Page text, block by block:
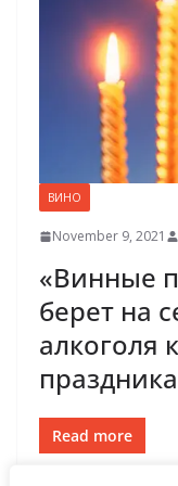
ВИНО
November 9, 2021
«Винные
берет на
алкоголя
Read more